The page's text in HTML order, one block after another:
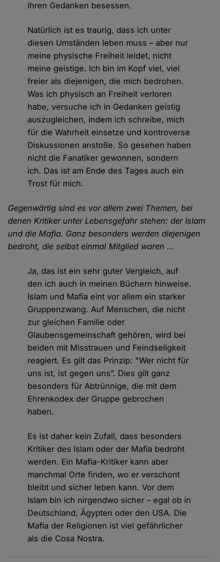
ihren Gedanken besessen.
Natürlich ist es traurig, dass ich unter
diesen Umständen leben muss – aber nur
meine physische Freiheit leidet, nicht
meine geistige. Ich bin im Kopf viel, viel
freier als diejenigen, die mich bedrohen.
Was ich physisch an Freiheit verloren
habe, versuche ich in Gedanken geistig
auszugleichen, indem ich schreibe, mich
für die Wahrheit einsetze und kontroverse
Diskussionen anstoße. So gesehen haben
nicht die Fanatiker gewonnen, sondern
ich. Das ist am Ende des Tages auch ein
Trost für mich.
Gegenwärtig sind es vor allem zwei Themen, bei
denen Kritiker unter Lebensgefahr stehen: der Islam
und die Mafia. Ganz besonders werden diejenigen
bedroht, die selbst einmal Mitglied waren ...
Ja, das ist ein sehr guter Vergleich, auf
den ich auch in meinen Büchern hinweise.
Islam und Mafia eint vor allem ein starker
Gruppenzwang. Auf Menschen, die nicht
zur gleichen Familie oder
Glaubensgemeinschaft gehören, wird bei
beiden mit Misstrauen und Feindseligkeit
reagiert. Es gilt das Prinzip: "Wer nicht für
uns ist, ist gegen uns”. Dies gilt ganz
besonders für Abtrünnige, die mit dem
Ehrenkodex der Gruppe gebrochen
haben.
Es ist daher kein Zufall, dass besonders
Kritiker des Islam oder der Mafia bedroht
werden. Ein Mafia-Kritiker kann aber
manchmal Orte finden, wo er verschont
bleibt und sicher leben kann. Vor dem
Islam bin ich nirgendwo sicher – egal ob in
Deutschland, Ägypten oder den USA. Die
Mafia der Religionen ist viel gefährlicher
als die Cosa Nostra.